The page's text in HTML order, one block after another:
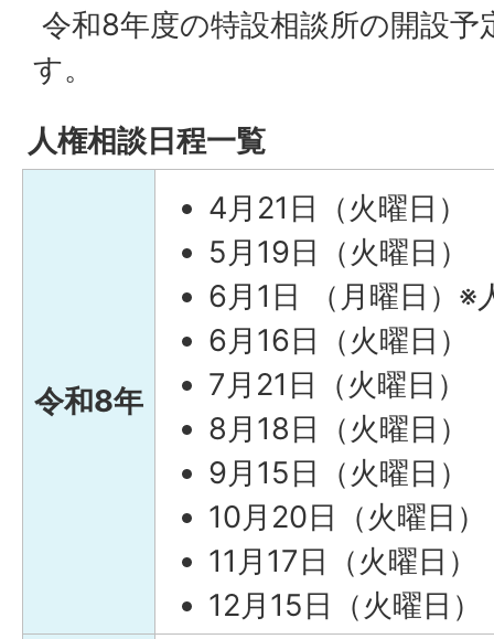
令和8年度の特設相談所の開設
す。
人権相談日程一覧
令和8年
4月21日（火曜日）
5月19日（火曜日）
6月1日 （月曜日）※
6月16日（火曜日）
7月21日（火曜日）
8月18日（火曜日）
9月15日（火曜日）
10月20日（火曜日）
11月17日（火曜日）
12月15日（火曜日）